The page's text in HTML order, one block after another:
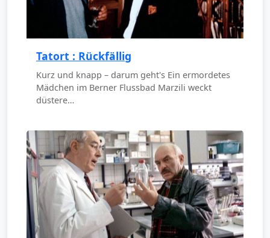
Tatort : Rückfällig
Kurz und knapp – darum geht's Ein ermordetes
Mädchen im Berner Flussbad Marzili weckt
düstere…